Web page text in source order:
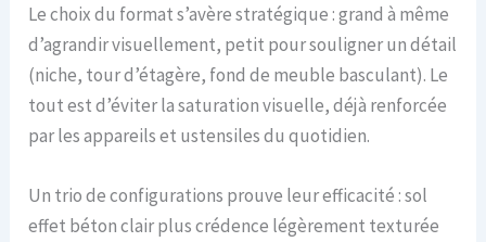
Le choix du format s’avère stratégique : grand à même
d’agrandir visuellement, petit pour souligner un détail
(niche, tour d’étagère, fond de meuble basculant). Le
tout est d’éviter la saturation visuelle, déjà renforcée
par les appareils et ustensiles du quotidien.
Un trio de configurations prouve leur efficacité : sol
effet béton clair plus crédence légèrement texturée